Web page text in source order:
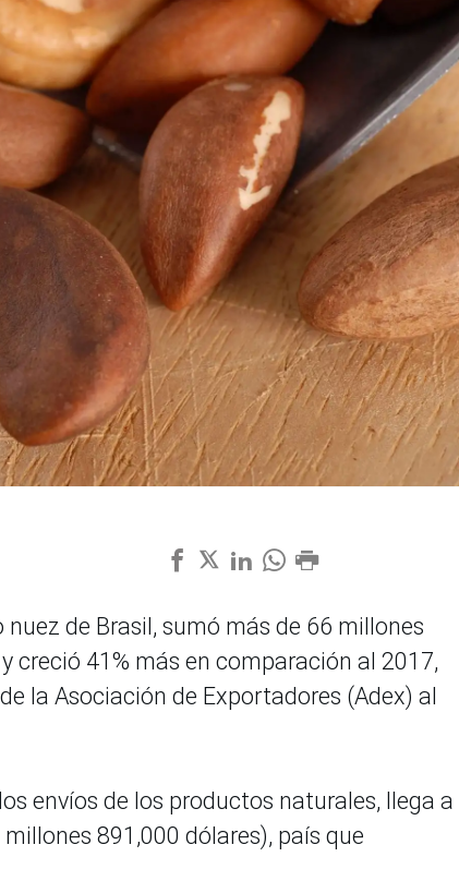
de Brasil, sumó más de 66 millones
creció 41% más en comparación al 2017,
la Asociación de Exportadores (Adex) al
envíos de los productos naturales, llega a
891,000 dólares), país que